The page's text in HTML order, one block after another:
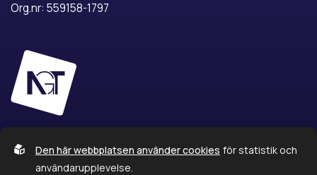
Org.nr: 559158-1797
Den här webbplatsen använder cookies för statistik och
användarupplevelse.